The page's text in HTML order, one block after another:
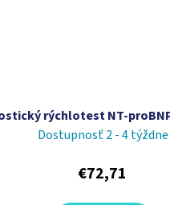
rýchlotest NT-proBNP
Dostupnosť 2 - 4 týždne
€72,71